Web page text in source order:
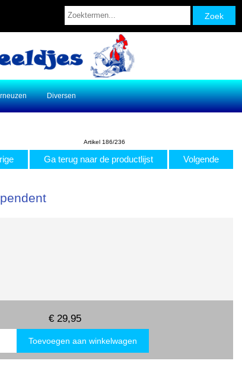
Diversen
Artikel 186/236
Ga terug naar de productlijst Volgende
€ 29,95